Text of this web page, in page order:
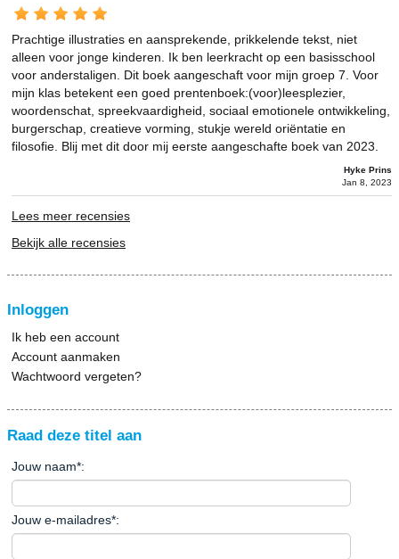
Prachtige illustraties en aansprekende, prikkelende tekst, niet
alleen voor jonge kinderen. Ik ben leerkracht op een basisschool
voor anderstaligen. Dit boek aangeschaft voor mijn groep 7. Voor
mijn klas betekent een goed prentenboek:(voor)leesplezier,
woordenschat, spreekvaardigheid, sociaal emotionele ontwikkeling,
burgerschap, creatieve vorming, stukje wereld oriëntatie en
filosofie. Blij met dit door mij eerste aangeschafte boek van 2023.
Hyke Prins
Jan 8, 2023
Lees meer recensies
Bekijk alle recensies
Inloggen
Ik heb een account
Account aanmaken
Wachtwoord vergeten?
Raad deze titel aan
Jouw naam*:
Jouw e-mailadres*: